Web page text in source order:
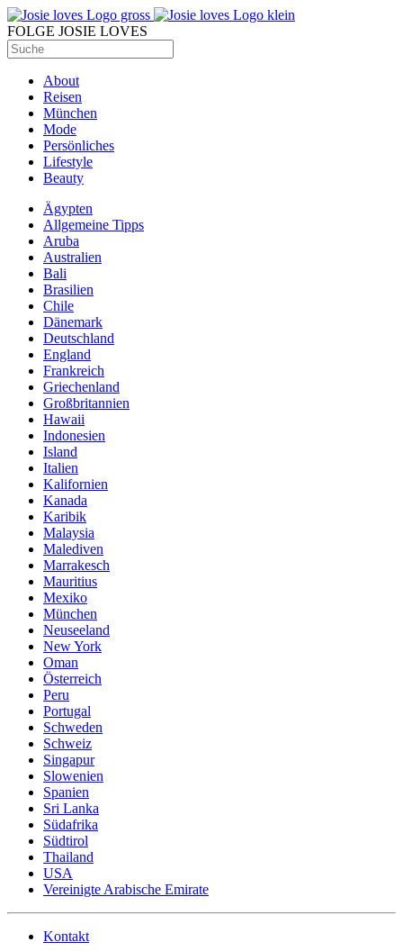
FOLGE JOSIE LOVES
About
Reisen
München
Mode
Persönliches
Lifestyle
Beauty
Ägypten
Allgemeine Tipps
Aruba
Australien
Bali
Brasilien
Chile
Dänemark
Deutschland
England
Frankreich
Griechenland
Großbritannien
Hawaii
Indonesien
Island
Italien
Kalifornien
Kanada
Karibik
Malaysia
Malediven
Marrakesch
Mauritius
Mexiko
München
Neuseeland
New York
Oman
Österreich
Peru
Portugal
Schweden
Schweiz
Singapur
Slowenien
Spanien
Sri Lanka
Südafrika
Südtirol
Thailand
USA
Vereinigte Arabische Emirate
Kontakt